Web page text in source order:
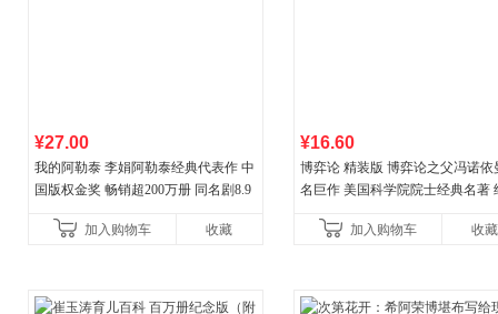
¥27.00
我的阿勒泰 李娟阿勒泰经典代表作 中
国版权金奖 畅销超200万册 同名剧8.9
加入购物车
收藏
¥16.60
博弈论 精装版 博弈论之父冯诺依
名巨作 美国科学院院士经典名著
加入购物车
收藏